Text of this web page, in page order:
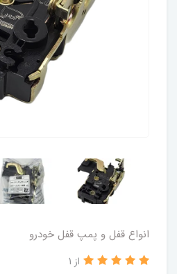
انواع قفل و پمپ قفل خودرو
از 1